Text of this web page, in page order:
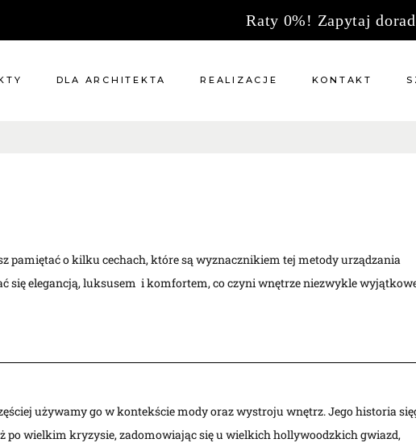
Raty 0%! Zapytaj
DLA ARCHITEKTA REALIZACJE KONTAKT
o kilku cechach, które są wyznacznikiem tej metody urządzania
się elegancją, luksusem i komfortem, co czyni wnętrze niezwykle
używamy go w kontekście mody oraz wystroju wnętrz. Jego historia
po wielkim kryzysie, zadomowiając się u wielkich hollywoodzkich gwiazd,